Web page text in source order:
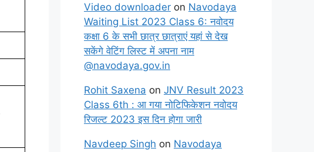
Video downloader on Navodaya
Waiting List 2023 Class 6: नवोदय
कक्षा 6 के सभी छात्र छात्राएं यहां से देख
सकेंगे वेटिंग लिस्ट में अपना नाम
@navodaya.gov.in
Rohit Saxena on JNV Result 2023
Class 6th : आ गया नोटिफिकेशन नवोदय
रिजल्ट 2023 इस दिन होगा जारी
Navdeep Singh on Navodaya